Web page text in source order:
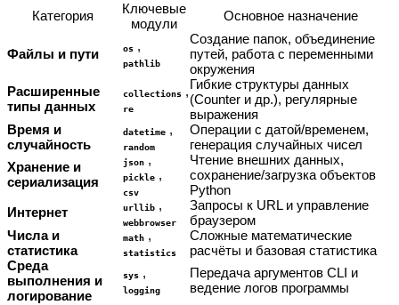
Категория
Ключевые
модули
Основное назначение
Файлы и пути os ,
pathlib
Создание папок, объединение
путей, работа с переменными
окружения
Расширенные
типы данных
collections ,
re
Гибкие структуры данных
(Counter и др.), регулярные
выражения
Время и
случайность
datetime ,
random
Операции с датой/временем,
генерация случайных чисел
Хранение и
сериализация
json ,
pickle ,
csv
Чтение внешних данных,
сохранение/загрузка объектов
Python
Интернет
urllib ,
webbrowser
Запросы к URL и управление
браузером
Числа и
статистика
math ,
statistics
Сложные математические
расчёты и базовая статистика
Среда
выполнения и
логирование
sys ,
logging
Передача аргументов CLI и
ведение логов программы